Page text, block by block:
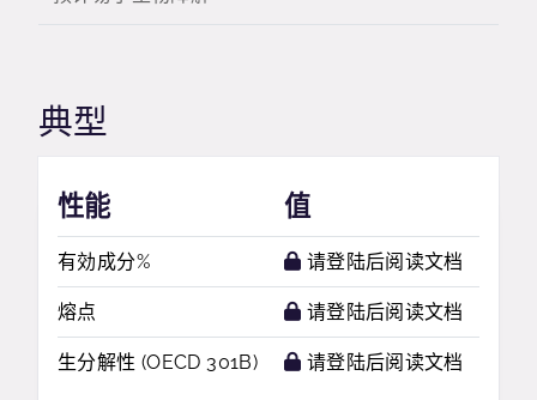
典型
性能 值
有効成分% 请登陆后阅读文档
熔点 请登陆后阅读文档
生分解性 (OECD 301B) 请登陆后阅读文档